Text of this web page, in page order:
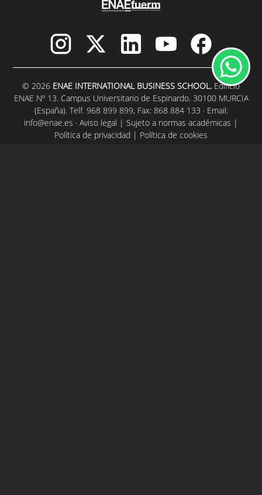
© 2026 ENAE INTERNATIONAL BUSINESS SCHOOL. Edificio
ENAE Nº 13. Campus Universitario de Espinardo. 30100 MURCIA
(España). Telf. 968 899 899, Fax: 868 884 133 · Email:
info@enae.es · Aviso legal | Sujeto a normas académicas |
Política de privacidad | Política de cookies